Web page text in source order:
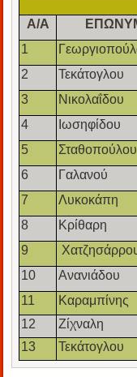
A/A
1
2
Τεκάτογλου
3
Νικολαΐδου
4
Ιωσηφίδου
5
Σταθοπούλου
6
Γαλανού
7
Λυκοκάπη
8
Κρίθαρη
9
10
Ανανιάδου
11
Καραμπίνης
12
Ζίχναλη
13
Τεκάτογλου